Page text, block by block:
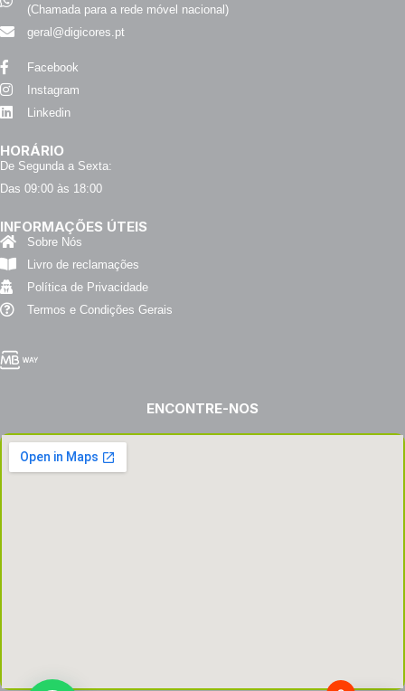
(Chamada para a rede móvel nacional)
geral@digicores.pt
Facebook
Instagram
Linkedin
HORÁRIO
De Segunda a Sexta:
Das 09:00 às 18:00
INFORMAÇÕES ÚTEIS
Sobre Nós
Livro de reclamações
Política de Privacidade
Termos e Condições Gerais
ENCONTRE-NOS